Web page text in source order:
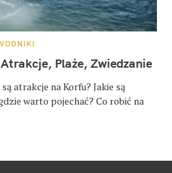
Plaże, Zwiedzanie
atrakcje na Korfu? Jakie są
warto pojechać? Co robić na